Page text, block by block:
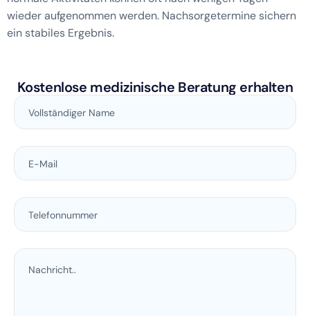
wieder aufgenommen werden. Nachsorgetermine sichern
ein stabiles Ergebnis.
Kostenlose medizinische Beratung erhalten